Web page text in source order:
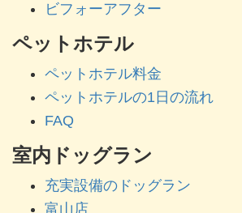
ビフォーアフター
ペットホテル
ペットホテル料金
ペットホテルの1日の流れ
FAQ
室内ドッグラン
充実設備のドッグラン
富山店